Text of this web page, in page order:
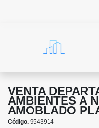
VENTA
AMBIENTES A
AMOBLADO
Código. 9543914